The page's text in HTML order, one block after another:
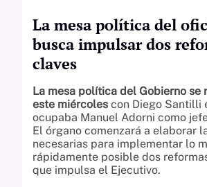
La mesa política del
busca impulsar dos
claves
La mesa política del Gobierno se
este miércoles con Diego Santilli
ocupaba Manuel Adorni como
El órgano comenzará a elaborar
necesarias para implementar lo
rápidamente posible dos
que impulsa el Ejecutivo.